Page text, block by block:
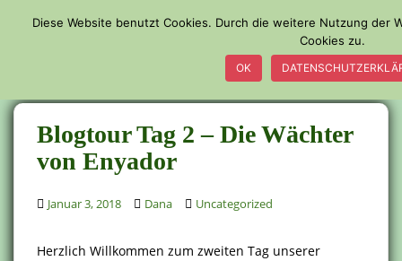
Blogtour Tag 2 – Die Wächter
von Enyador
Januar 3, 2018 Dana Uncategorized
Herzlich Willkommen zum zweiten Tag unserer
Diese Website benutzt Cookies. Durch die weitere Nutzung der
Cookies zu.
OK